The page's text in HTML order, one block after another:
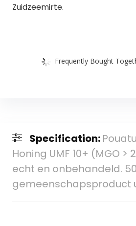
Zuidzeemirte.
Frequently Bought
Specification:
Honing UMF 10+ (MGO >
echt en onbehandeld.
gemeenschapsproduct